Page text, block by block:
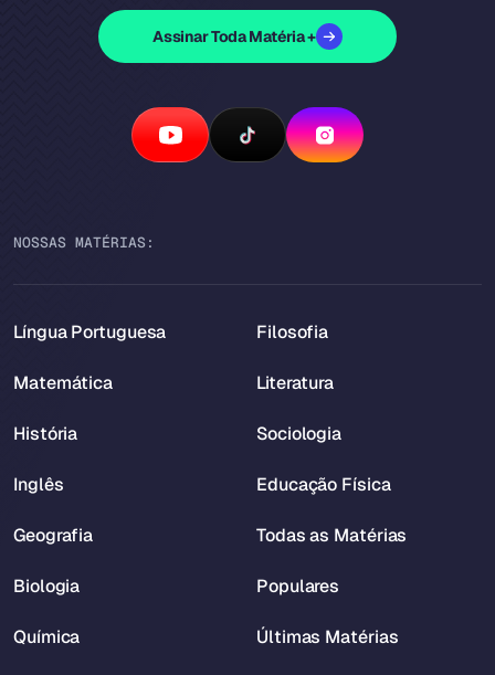
Assinar Toda Matéria +
NOSSAS MATÉRIAS:
Língua Portuguesa
Matemática
História
Inglês
Geografia
Biologia
Química
Filosofia
Literatura
Sociologia
Educação Física
Todas as Matérias
Populares
Últimas Matérias